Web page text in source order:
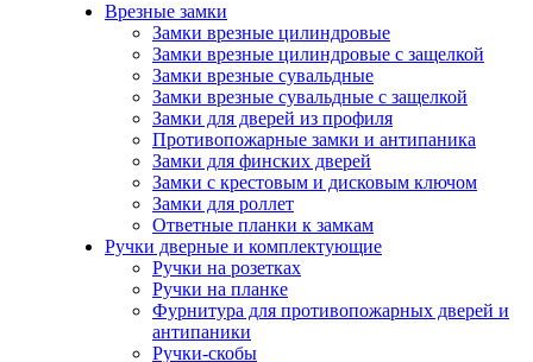
Врезные замки
Замки врезные цилиндровые
Замки врезные цилиндровые с защелкой
Замки врезные сувальдные
Замки врезные сувальдные с защелкой
Замки для дверей из профиля
Противопожарные замки и антипаника
Замки для финских дверей
Замки с крестовым и дисковым ключом
Замки для роллет
Ответные планки к замкам
Ручки дверные и комплектующие
Ручки на розетках
Ручки на планке
Фурнитура для противопожарных дверей и
антипаники
Ручки-скобы